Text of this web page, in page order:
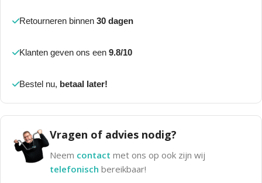
Retourneren binnen 30 dagen
Klanten geven ons een 9.8/10
Bestel nu, betaal later!
Vragen of advies nodig?
Neem contact met ons op ook zijn wij
telefonisch bereikbaar!